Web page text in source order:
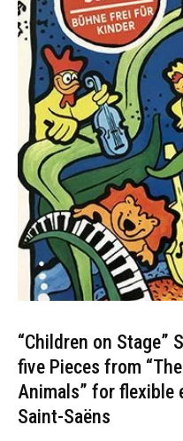
“Children on Stage”
five Pieces from
Animals” for flexible
Saint-Saëns